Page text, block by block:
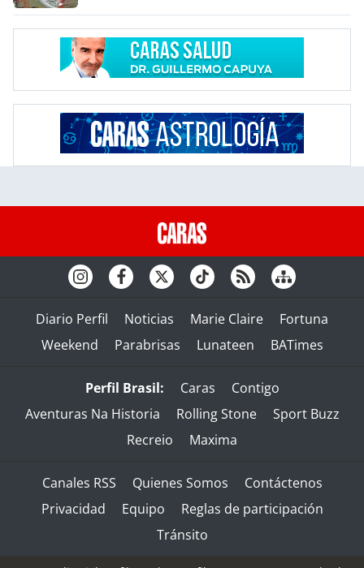
Diario Perfil Noticias Marie Claire
Fortuna
Weekend
Parabrisas Lunateen BATimes
Perfil Brasil: Caras
Contigo
Aventuras Na Historia
Rolling Stone
Sport Buzz
Recreio
Maxima
Canales RSS Quienes Somos
Contáctenos
Privacidad
Equipo
Reglas de participación
Tránsito